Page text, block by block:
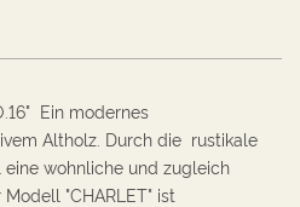
Ein modernes
Altholz. Durch die rustikale
wohnliche und zugleich
"CHARLET" ist